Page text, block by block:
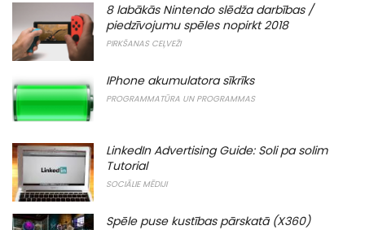
8 labākās Nintendo slēdža darbības /
piedzīvojumu spēles nopirkt 2018
PIRKŠANAS CEĻVEŽI
IPhone akumulatora sīkrīks
PROGRAMMATŪRA UN PROGRAMMAS
LinkedIn Advertising Guide: Soli pa solim
Tutorial
SOCIĀLIE MĒDIJI
Spēle puse kustības pārskatā (X360)